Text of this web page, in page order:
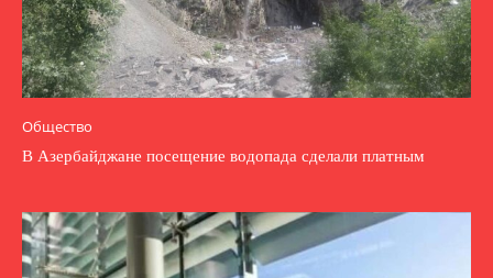
Общество
В Азербайджане посещение водопада сделали платным